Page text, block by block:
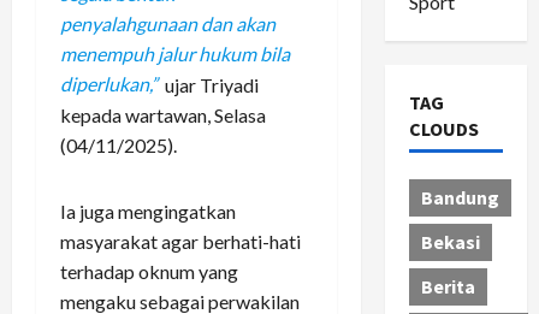
penyalahgunaan dan akan
menempuh jalur hukum bila
diperlukan,” ujar Triyadi
kepada wartawan, Selasa
(04/11/2025).
Ia juga mengingatkan
masyarakat agar berhati-hati
terhadap oknum yang
mengaku sebagai perwakilan
TAG
CLOUDS
Bandung
Bekasi
Berita